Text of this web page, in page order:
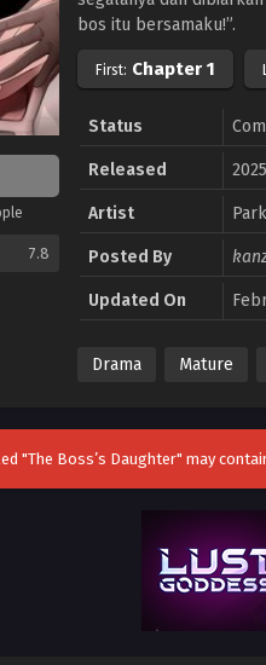
7.8
bos itu bersamaku!”.
First: Chapter 1
Status
Released 2025
Artist
Posted By
Updated On
Drama Mature
"The Boss’s Daughter" may